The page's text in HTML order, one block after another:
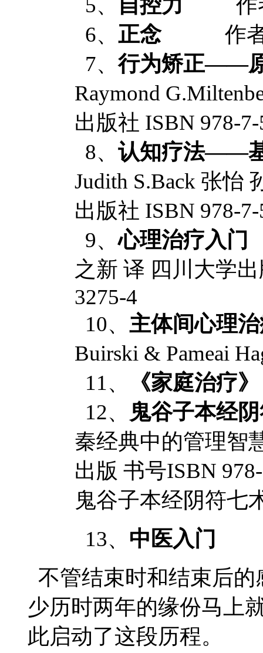
5、 自控力 作者
6、 正念作者：
7、行为矫正——
Raymond
出版社 ISBN 978-
8、 认知疗法——
Judith S.Back 张怡
出版社 ISBN 978-
9、心理治疗入门
之新 译 四川大学
3275-4
10、 主体间心理
Buirski & Pameai
11、
《家庭治疗》
12、 鬼谷子本经
秦经典中的管理智
出版 书号ISBN
鬼谷子本经阴符七
13、 中医入门
不管结束时和结束后
少历时两年的缘份马上
此启动了这段历程。